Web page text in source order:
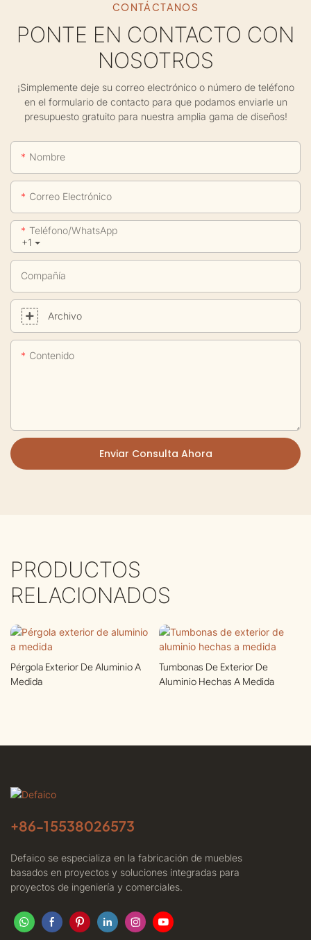
CONTÁCTANOS
PONTE EN CONTACTO CON
NOSOTROS
¡Simplemente deje su correo electrónico o número de teléfono
en el formulario de contacto para que podamos enviarle un
presupuesto gratuito para nuestra amplia gama de diseños!
Nombre
Correo Electrónico
+1
Teléfono/WhatsApp
Compañía
Archivo
Contenido
Enviar Consulta Ahora
PRODUCTOS
RELACIONADOS
Pérgola Exterior De Aluminio A
Medida
Tumbonas De Exterior De
Aluminio Hechas A Medida
+86-15538026573
Defaico se especializa en la fabricación de muebles
basados ​​en proyectos y soluciones integradas para
proyectos de ingeniería y comerciales.